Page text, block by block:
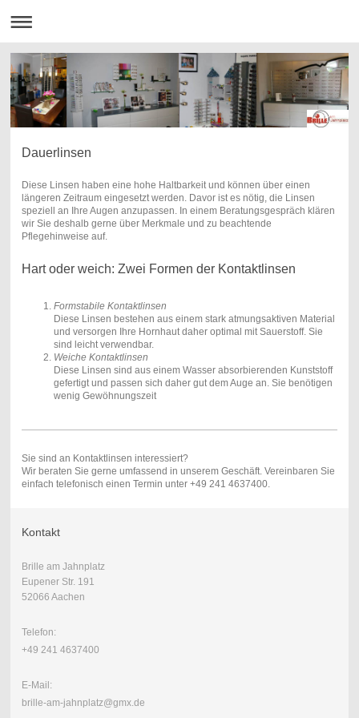
Dauerlinsen
Diese Linsen haben eine hohe Haltbarkeit und können über einen
längeren Zeitraum eingesetzt werden. Davor ist es nötig, die Linsen
speziell an Ihre Augen anzupassen. In einem Beratungsgespräch klären
wir Sie deshalb gerne über Merkmale und zu beachtende
Pflegehinweise auf.
Hart oder weich: Zwei Formen der Kontaktlinsen
Formstabile Kontaktlinsen
Diese Linsen bestehen aus einem stark atmungsaktiven Material
und versorgen Ihre Hornhaut daher optimal mit Sauerstoff. Sie
sind leicht verwendbar.
Weiche Kontaktlinsen
Diese Linsen sind aus einem Wasser absorbierenden Kunststoff
gefertigt und passen sich daher gut dem Auge an. Sie benötigen
wenig Gewöhnungszeit
Sie sind an Kontaktlinsen interessiert?
Wir beraten Sie gerne umfassend in unserem Geschäft. Vereinbaren Sie
einfach telefonisch einen Termin unter +49 241 4637400.
Kontakt
Brille am Jahnplatz
Eupener Str. 191
52066 Aachen
Telefon:
+49 241 4637400
E-Mail:
brille-am-jahnplatz@gmx.de